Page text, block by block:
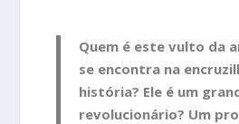
Quem é este vulto da
se encontra na
história? Ele é um
revolucionário? Um